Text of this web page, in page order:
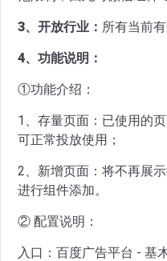
3、开放行业： 所有当前
4、功能说明：
①功能介绍：
1、存量页面：已使用的
可正常投放使用；
2、新增页面：将不再展
进行组件添加。
② 配置说明：
入口：百度广告平台 -